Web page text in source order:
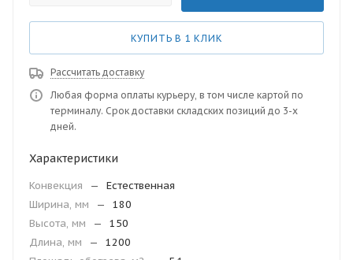
КУПИТЬ В 1 КЛИК
Рассчитать доставку
Любая форма оплаты курьеру, в том числе картой по
терминалу. Срок доставки складских позиций до 3-х
дней.
Характеристики
Конвекция —
Естественная
Ширина, мм
—
180
Высота, мм
—
150
Длина, мм
—
1200